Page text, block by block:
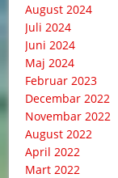
August 2024
Juli 2024
Juni 2024
Maj 2024
Februar 2023
Decembar 2022
Novembar 2022
August 2022
April 2022
Mart 2022